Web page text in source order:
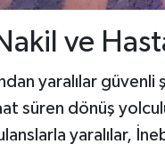
ve
yaralılar
süren dönüş
yaralılar,